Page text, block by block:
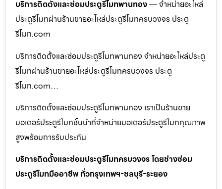
บริการติดตั้งและซ่อมประตูรีโมทพานทอง— จำหน่ายอะไหล่
ประตูรีโมทผ่านร้านขายอะไหล่ประตูรีโมทครบวงจร ประตู
รีโมท.com
บริการติดตั้งและซ่อมประตูรีโมทพานทอง จำหน่ายอะไหล่ประตู
รีโมทผ่านร้านขายอะไหล่ประตูรีโมทครบวงจร ประตู
รีโมท.com…
บริการติดตั้งและซ่อมประตูรีโมทพานทอง เราเป็นร้านขาย
มอเตอร์ประตูรีโมทชั้นนำที่จำหน่ายมอเตอร์ประตูรีโมทคุณภาพ
สูงพร้อมการรับประกัน
บริการติดตั้งและซ่อมประตูรีโมทครบวงจร โดยช่างซ่อม
ประตูรีโมทมืออาชีพ ทั่วกรุงเทพฯ-ชลบุรี-ระยอง